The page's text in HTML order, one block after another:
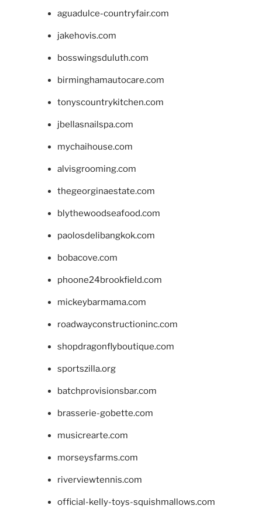
aguadulce-countryfair.com
jakehovis.com
bosswingsduluth.com
birminghamautocare.com
tonyscountrykitchen.com
jbellasnailspa.com
mychaihouse.com
alvisgrooming.com
thegeorginaestate.com
blythewoodseafood.com
paolosdelibangkok.com
bobacove.com
phoone24brookfield.com
mickeybarmama.com
roadwayconstructioninc.com
shopdragonflyboutique.com
sportszilla.org
batchprovisionsbar.com
brasserie-gobette.com
musicrearte.com
morseysfarms.com
riverviewtennis.com
official-kelly-toys-squishmallows.com